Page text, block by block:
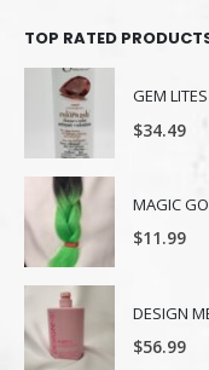
TOP RATED
GEM
$34.49
MAGIC
$11.99
DESIGN
$56.99